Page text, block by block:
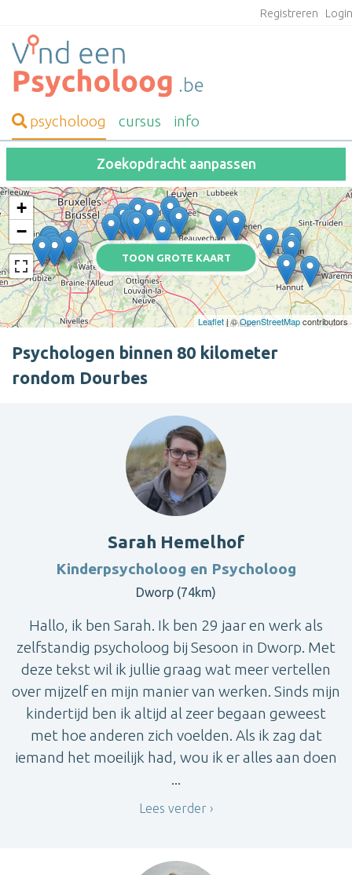
Registreren
psycholoog cursus info
Zoekopdracht aanpassen
TOON GROTE KAART
+
−
Leaflet| ©OpenStreetMapcontributors
Psychologen binnen 80 kilometer
rondom Dourbes
Sarah Hemelhof
Kinderpsycholoog en Psycholoog
Dworp (74km)
Hallo, ik ben Sarah. Ik ben 29 jaar en werk als
zelfstandig psycholoog bij Sesoon in Dworp. Met
deze tekst wil ik jullie graag wat meer vertellen
over mijzelf en mijn manier van werken. Sinds mijn
kindertijd ben ik altijd al zeer begaan geweest
met hoe anderen zich voelden. Als ik zag dat
iemand het moeilijk had, wou ik er alles aan doen
...
Lees verder